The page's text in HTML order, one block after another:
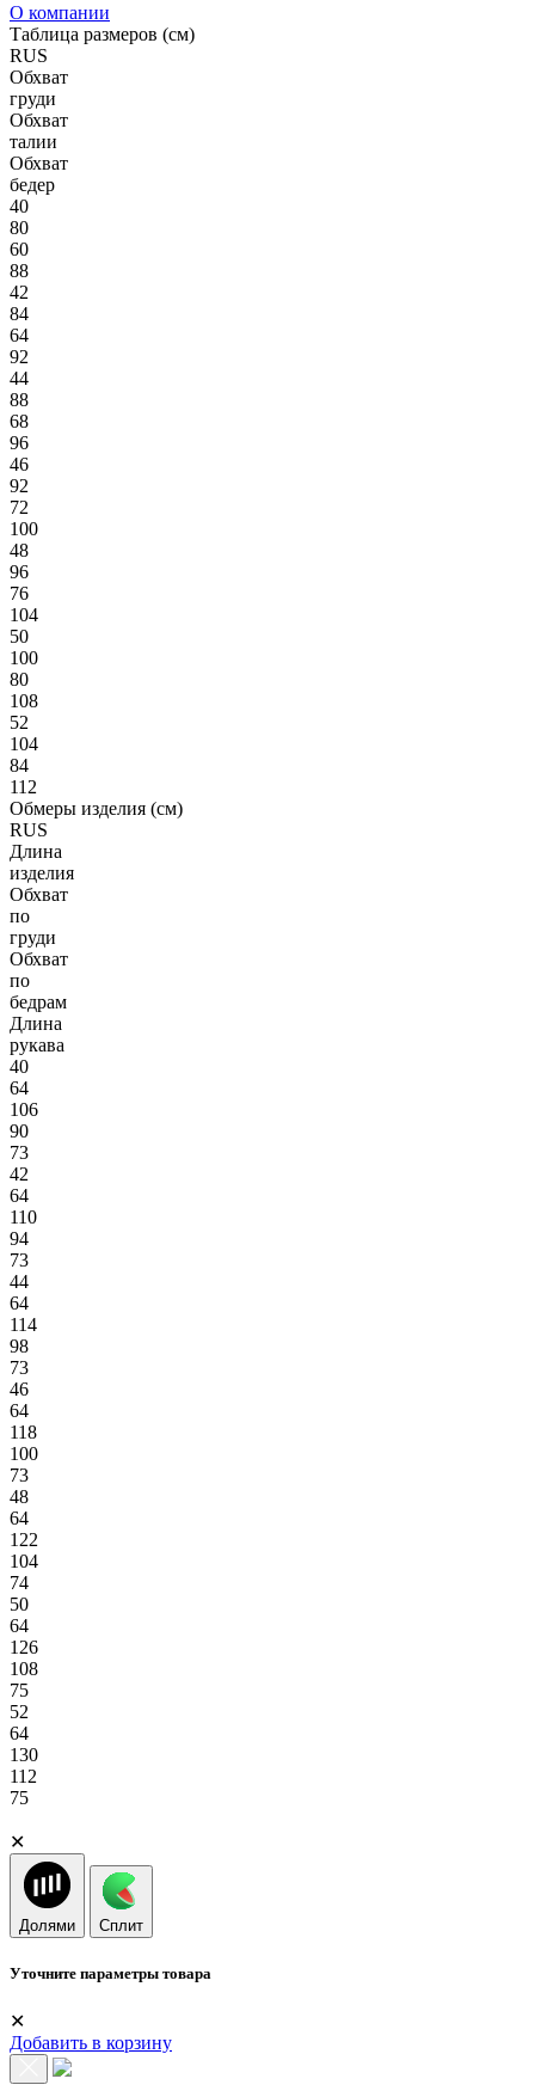
О компании
Таблица размеров (см)
RUS
Обхват
груди
Обхват
талии
Обхват
бедер
40
80
60
88
42
84
64
92
44
88
68
96
46
92
72
100
48
96
76
104
50
100
80
108
52
104
84
112
Обмеры изделия (см)
RUS
Длина
изделия
Обхват
по
груди
Обхват
по
бедрам
Длина
рукава
40
64
106
90
73
42
64
110
94
73
44
64
114
98
73
46
64
118
100
73
48
64
122
104
74
50
64
126
108
75
52
64
130
112
75
✕
Долями Сплит
Уточните параметры товара
✕
Добавить в корзину